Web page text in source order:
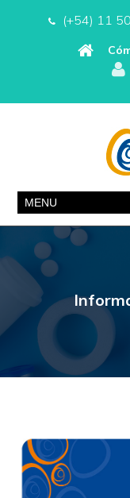
(+54) 11